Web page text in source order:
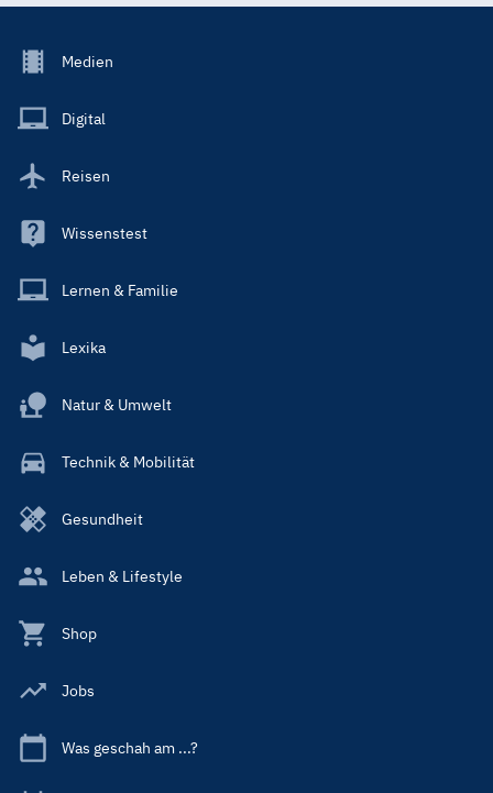
Footer
Main
Medien
Digital
Reisen
Wissenstest
Lernen & Familie
Lexika
Natur & Umwelt
Technik & Mobilität
Gesundheit
Leben & Lifestyle
Shop
Jobs
Was geschah am ...?